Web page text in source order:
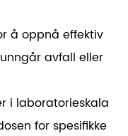
å oppnå effektiv
avfall eller
i laboratorieskala
for spesifikke